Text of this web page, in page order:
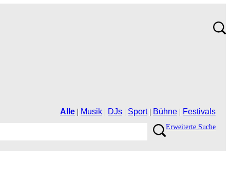
Alle | Musik | DJs | Sport| Bühne | Festivals
ErweiterteSuche